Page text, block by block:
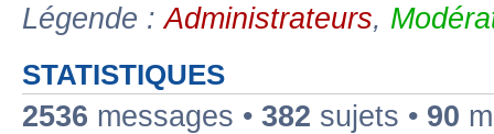
Légende :Administrateurs,
STATISTIQUES
2536 messages • 382 sujets • 90